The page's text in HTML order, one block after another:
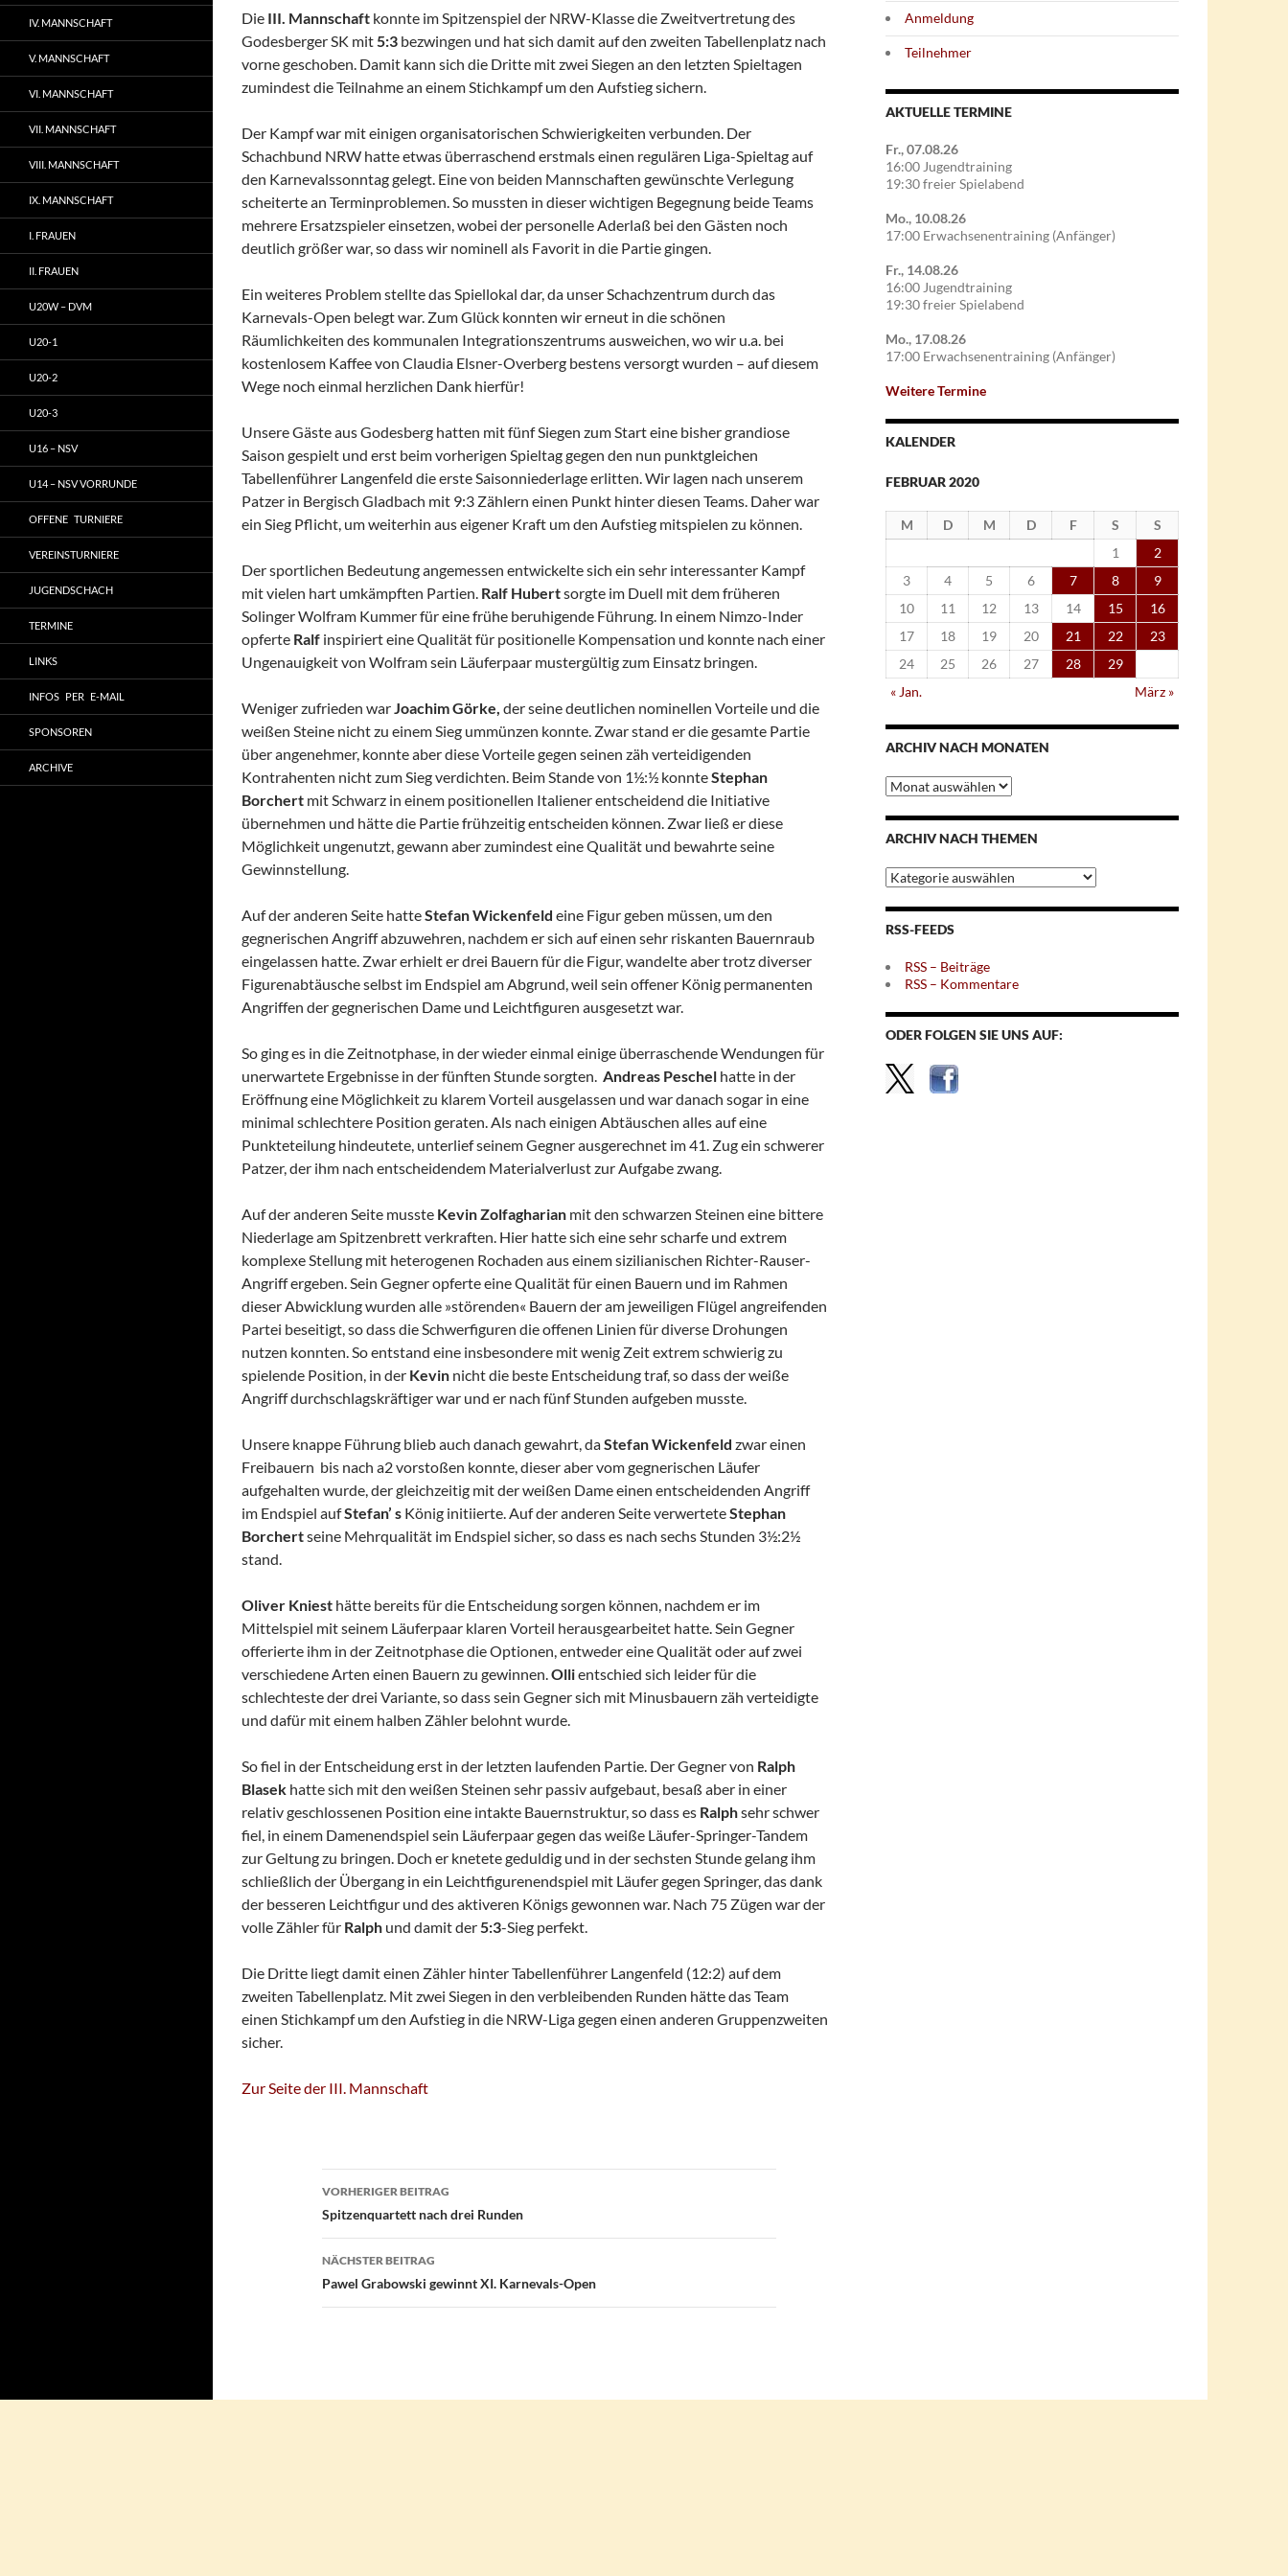
Die III. Mannschaft konnte im Spitzenspiel der NRW-Klasse die Zweitvertretung des
Godesberger SK mit5:3 bezwingen und hat sich damit auf den zweiten Tabellenplatz nach
vorne geschoben. Damit kann sich die Dritte mit zwei Siegen an den letzten Spieltagen
zumindest die Teilnahme an einem Stichkampf um den Aufstieg sichern.
Der Kampf war mit einigen organisatorischen Schwierigkeiten verbunden. Der
Schachbund NRW hatte etwas überraschend erstmals einen regulären Liga-Spieltag auf
den Karnevalssonntag gelegt. Eine von beiden Mannschaften gewünschte Verlegung
scheiterte an Terminproblemen. So mussten in dieser wichtigen Begegnung beide Teams
mehrere Ersatzspieler einsetzen, wobei der personelle Aderlaß bei den Gästen noch
deutlich größer war, so dass wir nominell als Favorit in die Partie gingen.
Ein weiteres Problem stellte das Spiellokal dar, da unser Schachzentrum durch das
Karnevals-Open belegt war. Zum Glück konnten wir erneut in die schönen
Räumlichkeiten des kommunalen Integrationszentrums ausweichen, wo wir u.a. bei
kostenlosem Kaffee von Claudia Elsner-Overberg bestens versorgt wurden – auf diesem
Wege noch einmal herzlichen Dank hierfür!
Unsere Gäste aus Godesberg hatten mit fünf Siegen zum Start eine bisher grandiose
Saison gespielt und erst beim vorherigen Spieltag gegen den nun punktgleichen
Tabellenführer Langenfeld die erste Saisonniederlage erlitten. Wir lagen nach unserem
Patzer in Bergisch Gladbach mit 9:3 Zählern einen Punkt hinter diesen Teams. Daher war
ein Sieg Pflicht, um weiterhin aus eigener Kraft um den Aufstieg mitspielen zu können.
Der sportlichen Bedeutung angemessen entwickelte sich ein sehr interessanter Kampf
mit vielen hart umkämpften Partien. Ralf Hubertsorgte im Duell mit dem früheren
Solinger Wolfram Kummer für eine frühe beruhigende Führung. In einem Nimzo-Inder
opferte Ralf inspiriert eine Qualität für positionelle Kompensation und konnte nach einer
Ungenauigkeit von Wolfram sein Läuferpaar mustergültig zum Einsatz bringen.
Weniger zufrieden warJoachim Görke, der seine deutlichen nominellen Vorteile und die
weißen Steine nicht zu einem Sieg ummünzen konnte. Zwar stand er die gesamte Partie
über angenehmer, konnte aber diese Vorteile gegen seinen zäh verteidigenden
Kontrahenten nicht zum Sieg verdichten. Beim Stande von 1½:½ konnteStephan
Borchert mit Schwarz in einem positionellen Italiener entscheidend die Initiative
übernehmen und hätte die Partie frühzeitig entscheiden können. Zwar ließ er diese
Möglichkeit ungenutzt, gewann aber zumindest eine Qualität und bewahrte seine
Gewinnstellung.
Auf der anderen Seite hatteStefan Wickenfeld eine Figur geben müssen, um den
gegnerischen Angriff abzuwehren, nachdem er sich auf einen sehr riskanten Bauernraub
eingelassen hatte. Zwar erhielt er drei Bauern für die Figur, wandelte aber trotz diverser
Figurenabtäusche selbst im Endspiel am Abgrund, weil sein offener König permanenten
Angriffen der gegnerischen Dame und Leichtfiguren ausgesetzt war.
So ging es in die Zeitnotphase, in der wieder einmal einige überraschende Wendungen für
unerwartete Ergebnisse in der fünften Stunde sorgten. Andreas Peschel hatte in der
Eröffnung eine Möglichkeit zu klarem Vorteil ausgelassen und war danach sogar in eine
minimal schlechtere Position geraten. Als nach einigen Abtäuschen alles auf eine
Punkteteilung hindeutete, unterlief seinem Gegner ausgerechnet im 41. Zug ein schwerer
Patzer, der ihm nach entscheidendem Materialverlust zur Aufgabe zwang.
Auf der anderen Seite musste Kevin Zolfagharian mit den schwarzen Steinen eine bittere
Niederlage am Spitzenbrett verkraften. Hier hatte sich eine sehr scharfe und extrem
komplexe Stellung mit heterogenen Rochaden aus einem sizilianischen Richter-Rauser-
Angriff ergeben. Sein Gegner opferte eine Qualität für einen Bauern und im Rahmen
dieser Abwicklung wurden alle »störenden« Bauern der am jeweiligen Flügel angreifenden
Partei beseitigt, so dass die Schwerfiguren die offenen Linien für diverse Drohungen
nutzen konnten. So entstand eine insbesondere mit wenig Zeit extrem schwierig zu
spielende Position, in der Kevin nicht die beste Entscheidung traf, so dass der weiße
Angriff durchschlagskräftiger war und er nach fünf Stunden aufgeben musste.
Unsere knappe Führung blieb auch danach gewahrt, daStefan Wickenfeld zwar einen
Freibauern bis nach a2 vorstoßen konnte, dieser aber vom gegnerischen Läufer
aufgehalten wurde, der gleichzeitig mit der weißen Dame einen entscheidenden Angriff
im Endspiel aufStefan’ s König initiierte. Auf der anderen Seite verwerteteStephan
Borchertseine Mehrqualität im Endspiel sicher, so dass es nach sechs Stunden 3½:2½
stand.
Oliver Kniest hätte bereits für die Entscheidung sorgen können, nachdem er im
Mittelspiel mit seinem Läuferpaar klaren Vorteil herausgearbeitet hatte. Sein Gegner
offerierte ihm in der Zeitnotphase die Optionen, entweder eine Qualität oder auf zwei
verschiedene Arten einen Bauern zu gewinnen.Ollientschied sich leider für die
schlechteste der drei Variante, so dass sein Gegner sich mit Minusbauern zäh verteidigte
und dafür mit einem halben Zähler belohnt wurde.
So fiel in der Entscheidung erst in der letzten laufenden Partie. Der Gegner von Ralph
Blasek hatte sich mit den weißen Steinen sehr passiv aufgebaut, besaß aber in einer
relativ geschlossenen Position eine intakte Bauernstruktur, so dass es Ralphsehr schwer
fiel, in einem Damenendspiel sein Läuferpaar gegen das weiße Läufer-Springer-Tandem
zur Geltung zu bringen. Doch er knetete geduldig und in der sechsten Stunde gelang ihm
schließlich der Übergang in ein Leichtfigurenendspiel mit Läufer gegen Springer, das dank
der besseren Leichtfigur und des aktiveren Königs gewonnen war. Nach 75 Zügen war der
volle Zähler für Ralph und damit der5:3-Sieg perfekt.
Die Dritte liegt damit einen Zähler hinter Tabellenführer Langenfeld (12:2) auf dem
zweiten Tabellenplatz. Mit zwei Siegen in den verbleibenden Runden hätte das Team
einen Stichkampf um den Aufstieg in die NRW-Liga gegen einen anderen Gruppenzweiten
sicher.
Zur Seite der III. Mannschaft
Beitragsnavigation
VORHERIGER BEITRAG
Spitzenquartett nach drei Runden
NÄCHSTER BEITRAG
Pawel Grabowski gewinnt XI. Karnevals-Open
Anmeldung
Teilnehmer
AKTUELLE TERMINE
Fr., 07.08.26
16:00 Jugendtraining
19:30 freier Spielabend
Mo., 10.08.26
17:00 Erwachsenentraining (Anfänger)
Fr., 14.08.26
16:00 Jugendtraining
19:30 freier Spielabend
Mo., 17.08.26
17:00 Erwachsenentraining (Anfänger)
Weitere Termine
KALENDER
FEBRUAR 2020
M D M D F S
S
1
2
3
4 5 6 7 8
9
10
11 12 13 14 15
16
17
18 19 20 21 22
23
24
25 26 27 28
29
« Jan.
März »
ARCHIV NACH MONATEN
Archiv
nach
Monaten
ARCHIV NACH THEMEN
Archiv
nach
Themen
RSS-FEEDS
RSS – Beiträge
RSS – Kommentare
ODER FOLGEN SIE UNS AUF:
IV. MANNSCHAFT
V. MANNSCHAFT
VI. MANNSCHAFT
VII. MANNSCHAFT
VIII. MANNSCHAFT
IX. MANNSCHAFT
I. FRAUEN
II. FRAUEN
U20W – DVM
U20-1
U20-2
U20-3
U16 – NSV
U14 – NSV VORRUNDE
OFFENE TURNIERE
VEREINSTURNIERE
JUGENDSCHACH
TERMINE
LINKS
INFOS PER E-MAIL
SPONSOREN
ARCHIVE